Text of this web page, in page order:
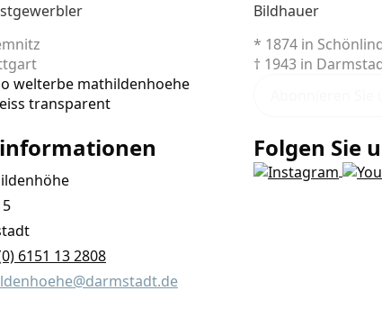
Bildhauer
* 1874 in
† 1943 in
6151 13 2808
Folgen Sie